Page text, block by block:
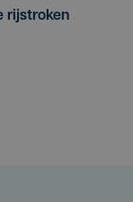
rijstroken